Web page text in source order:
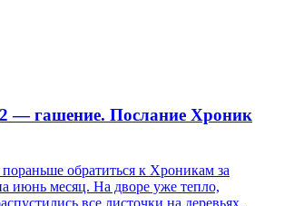
— гашение. Послание Хроник
обратиться к Хроникам за
июнь месяц. На дворе уже тепло,
все листочки на деревьях.